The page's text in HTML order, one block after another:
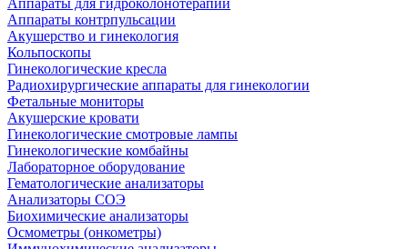
Аппараты для гидроколонотерапии
Аппараты контрпульсации
Акушерство и гинекология
Кольпоскопы
Гинекологические кресла
Радиохирургические аппараты для гинекологии
Фетальные мониторы
Акушерские кровати
Гинекологические смотровые лампы
Гинекологические комбайны
Лабораторное оборудование
Гематологические анализаторы
Анализаторы СОЭ
Биохимические анализаторы
Осмометры (онкометры)